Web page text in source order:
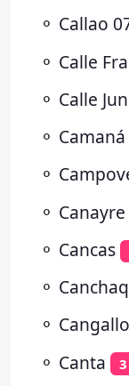
⚬ Callao
⚬ Calle
⚬ Calle
⚬ Camaná
⚬
⚬
⚬ Cancas
⚬
⚬ Cangallo
⚬ Canta 3